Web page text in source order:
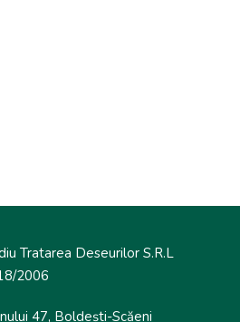
Tratarea Deseurilor S.R.L
2006
47, Boldești-Scăeni